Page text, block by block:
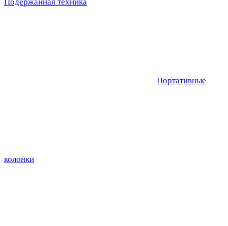
Подержанная техника
Портативные
колонки